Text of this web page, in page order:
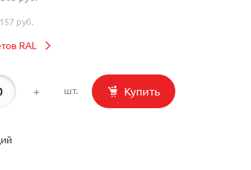
руб.
RAL
+ шт. Купить